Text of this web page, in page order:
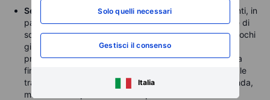
Solo quelli necessari
Gestisci il consenso
Italia
Semi di soia
in pausa dopo una recente serie di aumenti, in
parte perché la Cina, il principale importatore mondiale di
soia, pare non abbia acquistato un solo carico USA a pochi
giorni dall'inizio della stagione di esportazioni USA. La
prossima ondata di fornitura dal Brasile non sarà pronta
fino a febbraio, quindi un possibile accordo commerciale
tra USA e Cina potrebbe liberare una crescente domanda,
mantenendo i prezzi sostenuti per ora.